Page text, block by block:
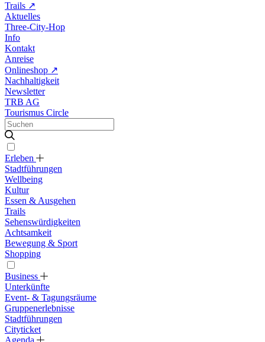
Trails ↗
Aktuelles
Three-City-Hop
Info
Kontakt
Anreise
Onlineshop ↗
Nachhaltigkeit
Newsletter
TRB AG
Tourismus Circle
Erleben
Stadtführungen
Wellbeing
Kultur
Essen & Ausgehen
Trails
Sehenswürdigkeiten
Achtsamkeit
Bewegung & Sport
Shopping
Business
Unterkünfte
Event- & Tagungsräume
Gruppenerlebnisse
Stadtführungen
Cityticket
Agenda